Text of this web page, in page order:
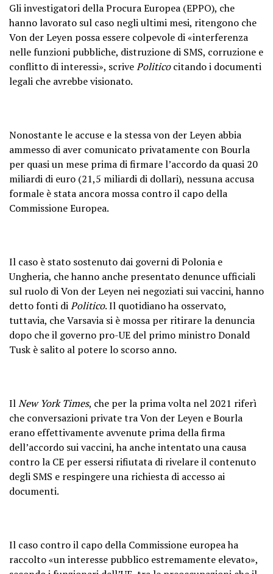
Gli investigatori della Procura Europea (EPPO), che
hanno lavorato sul caso negli ultimi mesi, ritengono che
Von der Leyen possa essere colpevole di «interferenza
nelle funzioni pubbliche, distruzione di SMS, corruzione e
conflitto di interessi», scrivePoliticocitando i documenti
legali che avrebbe visionato.
Nonostante le accuse e la stessa von der Leyen abbia
ammesso di aver comunicato privatamente con Bourla
per quasi un mese prima di firmare l’accordo da quasi 20
miliardi di euro (21,5 miliardi di dollari), nessuna accusa
formale è stata ancora mossa contro il capo della
Commissione Europea.
Il caso è stato sostenuto dai governi di Polonia e
Ungheria, che hanno anche presentato denunce ufficiali
sul ruolo di Von der Leyen nei negoziati sui vaccini, hanno
detto fonti diPolitico. Il quotidiano ha osservato,
tuttavia, che Varsavia si è mossa per ritirare la denuncia
dopo che il governo pro-UE del primo ministro Donald
Tusk è salito al potere lo scorso anno.
IlNew York Times, che per la prima volta nel 2021 riferì
che conversazioni private tra Von der Leyen e Bourla
erano effettivamente avvenute prima della firma
dell’accordo sui vaccini, ha anche intentato una causa
contro la CE per essersi rifiutata di rivelare il contenuto
degli SMS e respingere una richiesta di accesso ai
documenti.
Il caso contro il capo della Commissione europea ha
raccolto «un interesse pubblico estremamente elevato»,